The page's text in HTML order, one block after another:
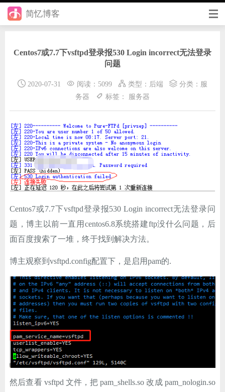
简忆博客
前端
后端
日记
其它
在线工具
优秀个人博客
省钱帮
ChatGPT
登录
Centos7或7.7下vsftpd登录报530 Login incorrect无法登录
问题
2020-07-31 阅读：5099 类型： 后端 分类： 服
务器
标签： 服务器
Centos7或7.7下vsftpd登录报530 Login incorrect无法登录问
题，博主以前一直用centos6.8系统搭建ftp没什么问题，后
面百度搜索了一堆，终于找到解决方法。
博主观察到vsftpd.config配置下，是启用pam的.
然后查看 vsftpd 文件，把 pam_shells.so 改成 pam_nologin.so